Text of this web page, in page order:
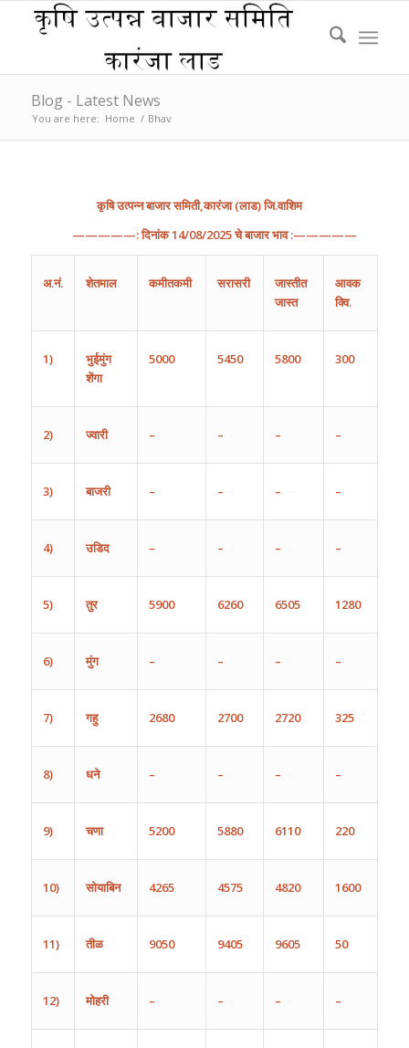
Blog - Latest News
You are here: Home / Bhav
कृषिउत्पन्नबाजारसमिती,कारंजा(लाड)जि.वाशिम
—————:दिनांक14/08/2025चेबाजारभाव:—————
अ.नं. शेतमाल कमीतकमी सरासरी
जास्तीत
जास्त
आवक
क्वि.
1)
भुईमुंग
शेंगा
5000 5450 5800 300
2) ज्वारी – – – –
3) बाजरी – – – –
4) उडिद – – – –
5) तुर 5900 6260 6505 1280
6) मुंग – – – –
7) गहु 2680 2700 2720 325
8) धने – – – –
9) चणा 5200 5880 6110 220
10) सोयाबिन 4265 4575 4820 1600
11) तीळ 9050 9405 9605 50
12) मोहरी – – – –